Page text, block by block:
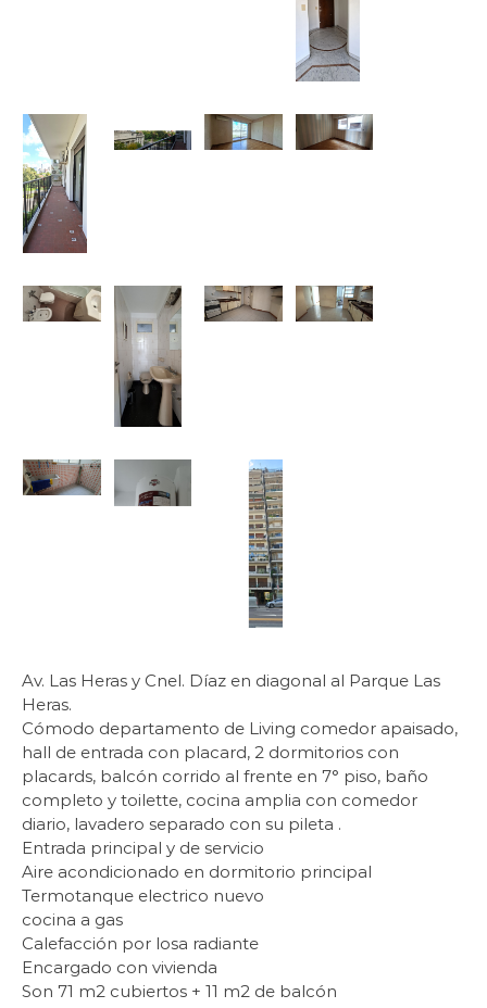
Av. Las Heras y Cnel. Díaz en diagonal al Parque Las
Heras.
Cómodo departamento de Living comedor apaisado,
hall de entrada con placard, 2 dormitorios con
placards, balcón corrido al frente en 7° piso, baño
completo y toilette, cocina amplia con comedor
diario, lavadero separado con su pileta .
Entrada principal y de servicio
Aire acondicionado en dormitorio principal
Termotanque electrico nuevo
cocina a gas
Calefacción por losa radiante
Encargado con vivienda
Son 71 m2 cubiertos + 11 m2 de balcón